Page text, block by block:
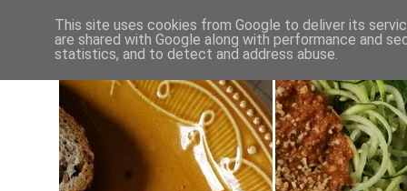
This site uses cookies from Google to deliver its
are shared with Google along with performance and
statistics, and to detect and address abuse.